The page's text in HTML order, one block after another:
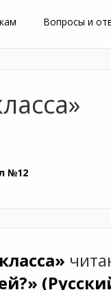
Вопросы и
№12